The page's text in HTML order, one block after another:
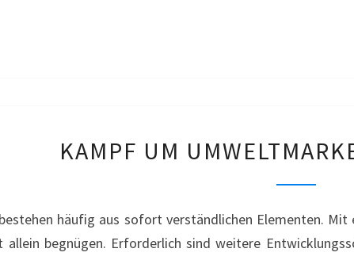
UM
PRIMA
KLIMA
KAMPF UM
häufig aus sofort verständlichen Elementen.
allein begnügen. Erforderlich sind weitere